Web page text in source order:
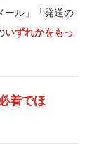
ール」「発送の
いずれかをもっ
着でほ